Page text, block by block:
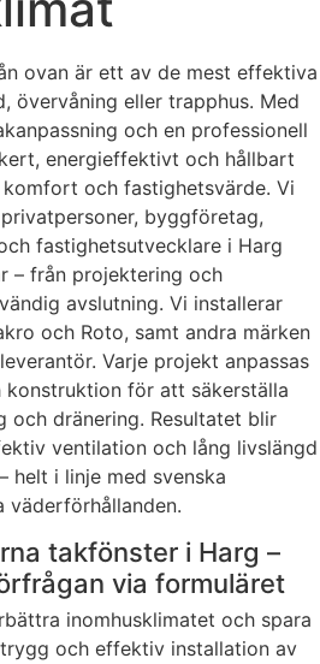
ovan är ett av de mest effektiva
övervåning eller trapphus. Med
och en professionell
energieffektivt och hållbart
och fastighetsvärde. Vi
byggföretag,
fastighetsutvecklare i Harg
– från projektering och
avslutning. Vi installerar
och Roto, samt andra märken
Varje projekt anpassas
för att säkerställa
och dränering. Resultatet blir
ventilation och lång livslängd
helt i linje med svenska
väderförhållanden.
takfönster i Harg –
via formuläret
inomhusklimatet och spara
och effektiv installation av